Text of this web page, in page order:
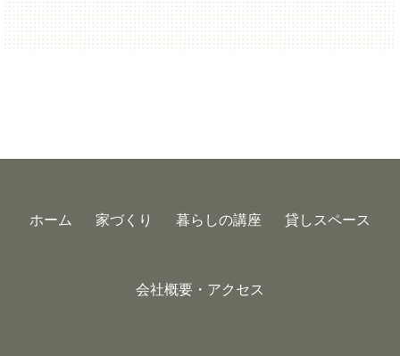
ホーム 家づくり 暮らしの講座 貸しスペース
会社概要・アクセス